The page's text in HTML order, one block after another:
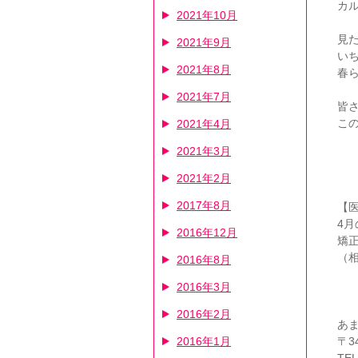
2021年10月
2021年9月
2021年8月
2021年7月
2021年4月
2021年3月
2021年2月
2017年8月
2016年12月
2016年8月
2016年3月
2016年2月
2016年1月
カ
見
い
春
皆
こ
【
4⽉
矯
（
あ
〒